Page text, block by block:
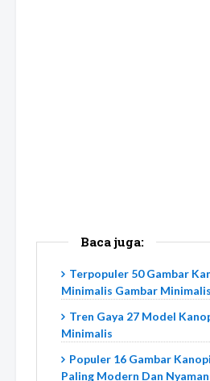
Baca juga:
Terpopuler 50 Gambar
Minimalis Gambar Minimalis
Tren Gaya 27 Model
Minimalis
Populer 16 Gambar
Paling Modern Dan Nyaman